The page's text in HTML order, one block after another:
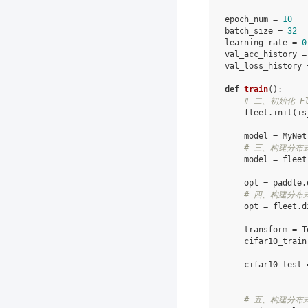
epoch_num = 10
batch_size = 32
learning_rate =
val_acc_history =
val_loss_history
def train():
# 二、初始化
fleet . init (
model = MyNet
# 三、构建分布
model
= fleet
opt = paddle.
# 四、构建分布
opt = fleet .
transform =
cifar10_train
cifar10_test
# 五、构建分布